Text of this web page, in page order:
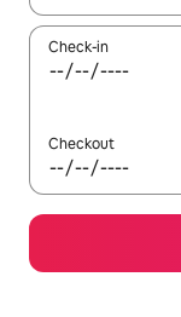
Check-in
Checkout